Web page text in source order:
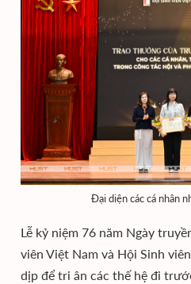
Đại diện các cá nhân
Lễ kỷ niệm 76 năm Ngày
viên Việt Nam và Hội Sinh
dịp để tri ân các thế hệ đi